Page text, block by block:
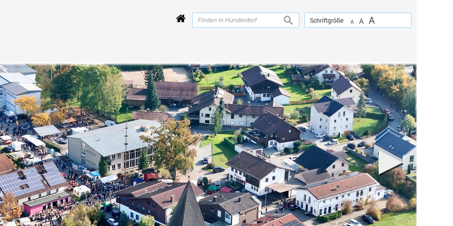
Schriftgröße A A A
suchen